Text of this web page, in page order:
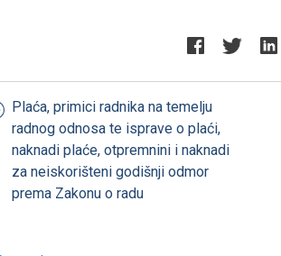
Plaća, primici radnika na temelju
radnog odnosa te isprave o plaći,
naknadi plaće, otpremnini i naknadi
za neiskorišteni godišnji odmor
prema Zakonu o radu